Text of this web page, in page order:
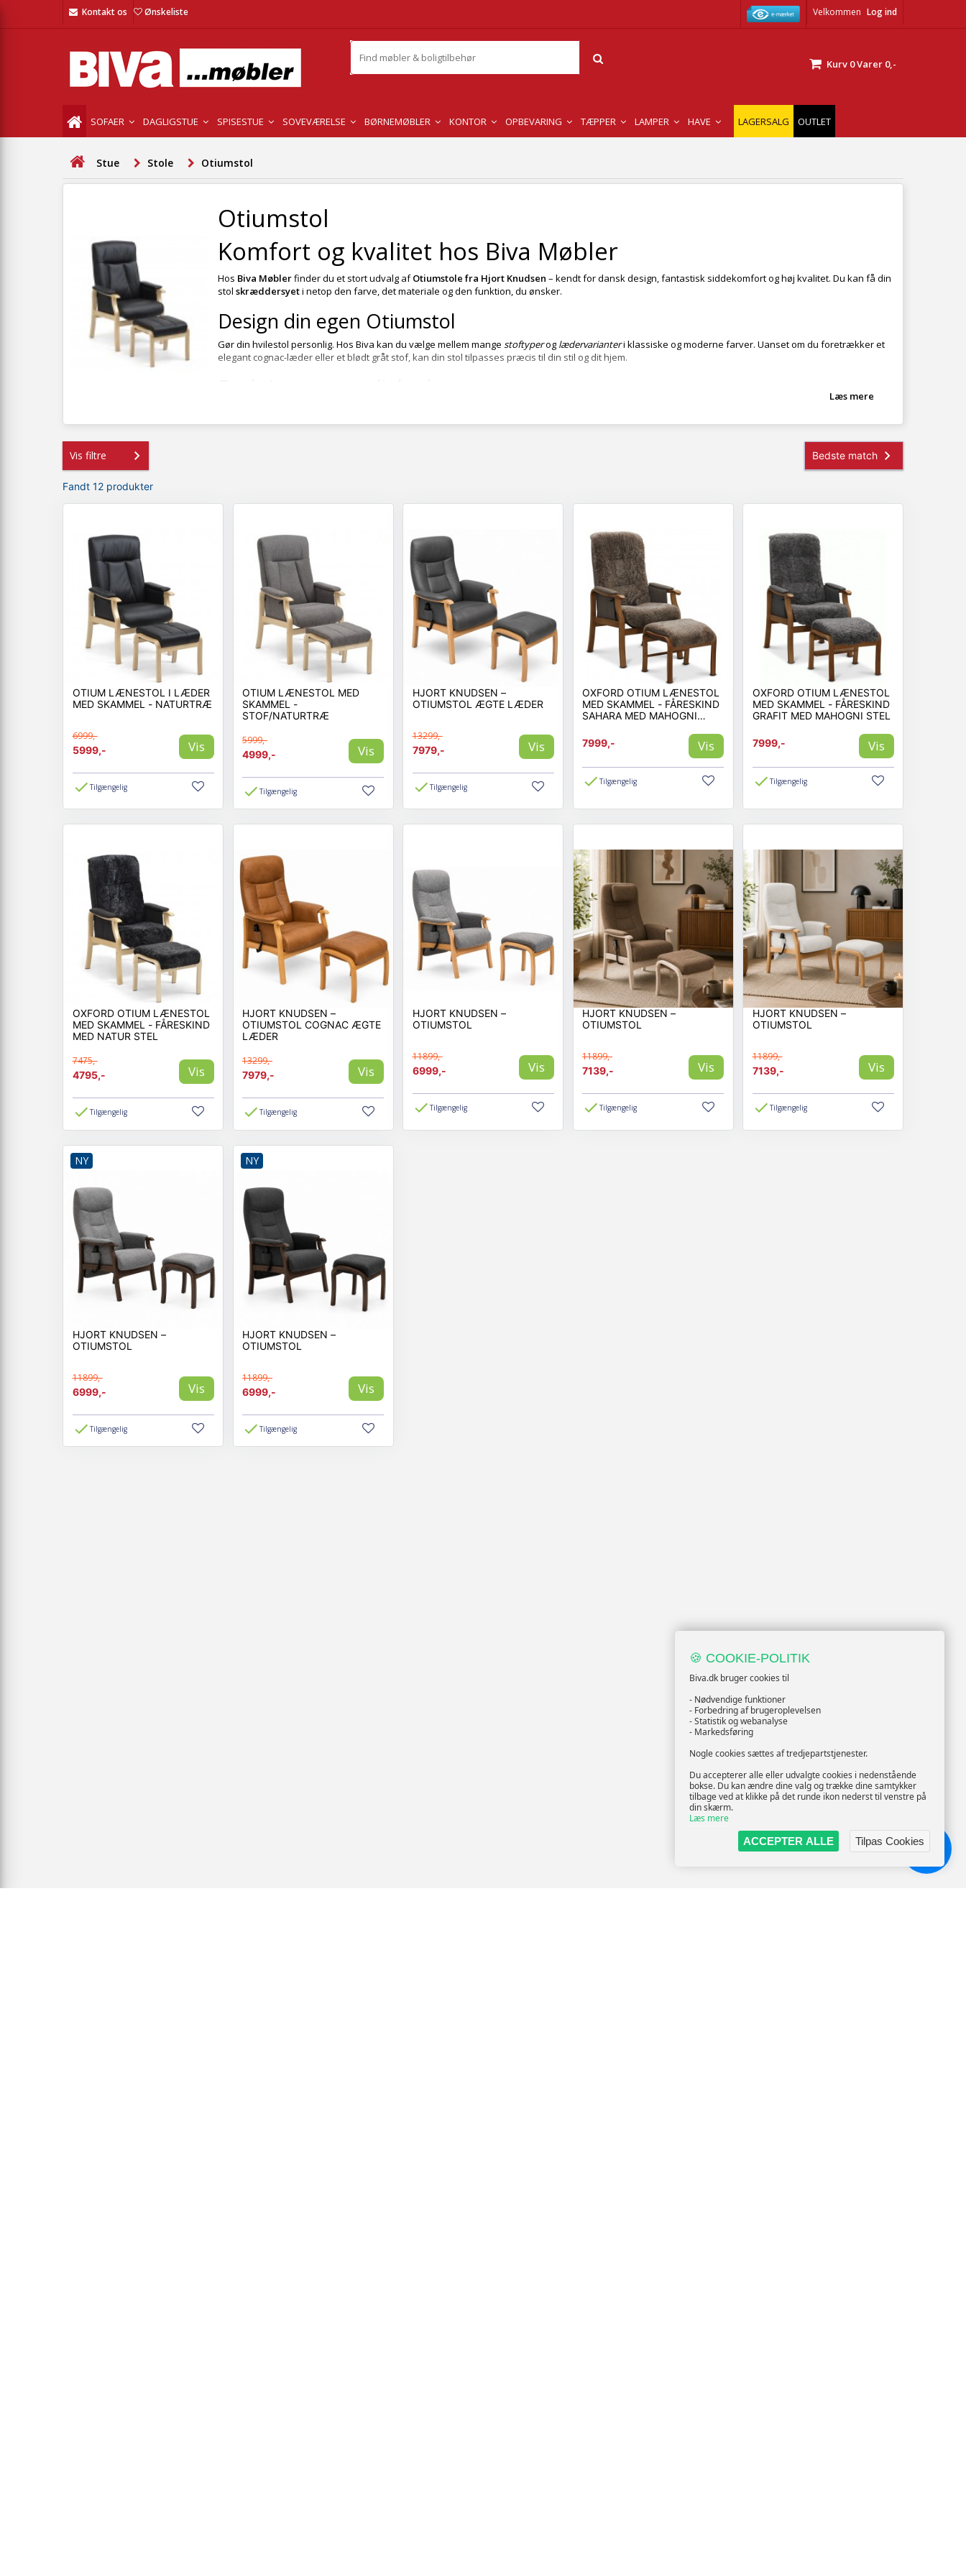
Velkommen Log ind
Kontakt os Ønskeliste
Kurv 0Varer 0,-
SOFAER DAGLIGSTUE SPISESTUE SOVEVÆRELSE BØRNEMØBLER KONTOR OPBEVARING TÆPPER LAMPER HAVE LAGERSALG OUTLET
Stue Stole Otiumstol
Otiumstol
Komfort og kvalitet hos Biva Møbler
Hos Biva Møblerfinder du et stort udvalg afOtiumstole fra Hjort Knudsen – kendt for dansk design, fantastisk siddekomfort og høj kvalitet. Du kan få din
stol skræddersyeti netop den farve, det materiale og den funktion, du ønsker.
Design din egen Otiumstol
Gør din hvilestol personlig. Hos Biva kan du vælge mellem mange stoftyperog lædervarianteri klassiske og moderne farver. Uanset om du foretrækker et
elegant cognac-læder eller et blødt gråt stof, kan din stol tilpasses præcis til din stil og dit hjem.
Løftefunktion:Hjælper dig med at rejse og sætte dig let og sikkert – ideel til ekstra støtte i hverdagen.
Hos Biva erOtiumstologhvilestolblandt de mest populære kategorier. Mange søger også efterrecliner stol,lænestol med fodskammel,løftestoleller
Sådan bestiller du
Vælg din yndlingsmodel fra Hjort Knudsen.
Vælg funktion – manuel, el-recliner eller løftefunktion.
Vælg materiale – stof eller læder i din ønskede farve.
Tilføj eventuelt matchende fodskammel for ekstra komfort.
Ofte stillede spørgsmål
Hvad er en Otiumstol?
En Otiumstol er en luksuriøs hvilestol med ekstra støtte og komfort. Den kan justeres manuelt eller elektrisk, så du kan læne dig tilbage og slappe helt af.
Kan jeg vælge farve og materiale selv?
Ja, alle Hjort Knudsen Otiumstole kan skræddersyes i stof eller læder efter eget valg – du bestemmer både udtryk og følelse.
Hvorfor vælge en Hjort Knudsen stol?
Fordi du får dansk design, høj kvalitet, og en stol bygget til daglig komfort og lang levetid.
Derfor handler kunder hos Biva
Altid gode priser på danske kvalitetsmøbler
Læs mere
Vis filtre
Fandt 12 produkter
OTIUM LÆNESTOL I LÆDER
MED SKAMMEL - NATURTRÆ
6999,-
5999,-
Vis
Tilgængelig
OTIUM LÆNESTOL MED
SKAMMEL -
STOF/NATURTRÆ
5999,-
4999,-
Vis
Tilgængelig
HJORT KNUDSEN –
OTIUMSTOL ÆGTE LÆDER
13299,-
7979,-
Vis
Tilgængelig
OXFORD OTIUM LÆNESTOL
MED SKAMMEL - FÅRESKIND
SAHARA MED MAHOGNI
7999,-
Vis
Tilgængelig
OXFORD OTIUM LÆNESTOL
MED SKAMMEL - FÅRESKIND
GRAFIT MED MAHOGNI STEL
7999,- Vis
Tilgængelig
OXFORD OTIUM LÆNESTOL
MED SKAMMEL - FÅRESKIND
MED NATUR STEL
7475,-
4795,-
Vis
Tilgængelig
HJORT KNUDSEN –
OTIUMSTOL COGNAC ÆGTE
LÆDER
13299,-
7979,-
Vis
Tilgængelig
HJORT KNUDSEN –
OTIUMSTOL
11899,-
6999,-
Vis
Tilgængelig
HJORT KNUDSEN –
OTIUMSTOL
11899,-
7139,-
Vis
Tilgængelig
HJORT KNUDSEN –
OTIUMSTOL
11899,-
7139,-
Vis
Tilgængelig
NY
HJORT KNUDSEN –
OTIUMSTOL
11899,-
6999,-
Vis
Tilgængelig
NY
HJORT KNUDSEN –
OTIUMSTOL
11899,-
6999,-
Vis
Tilgængelig
🍪 COOKIE-POLITIK
Biva.dk bruger cookies til
- Nødvendige funktioner
- Forbedring af brugeroplevelsen
- Statistik og webanalyse
- Markedsføring
Nogle cookies sættes af tredjepartstjenester.
Du accepterer alle eller udvalgte cookies i nedenstående
bokse. Du kan ændre dine valg og trække dine samtykker
tilbage ved at klikke på det runde ikon nederst til venstre på
din skærm.
Læs mere
ACCEPTER ALLE
Tilpas Cookies